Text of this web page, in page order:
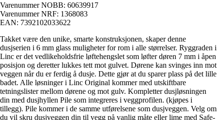
Varenummer NOBB: 60639917
Varenummer NRF: 1368083
EAN: 7392102033622
Takket være den unike, smarte konstruksjonen, skaper denne
dusjserien i 6 mm glass muligheter for rom i alle størrelser. Ryggraden i
Linc er det vedlikeholdsfrie løftehengslet som løfter døren 7 mm i åpen
posisjon og deretter lukkes tett mot gulvet. Dørene kan svinges inn mot
veggen når du er ferdig å dusje. Dette gjør at du sparer plass på det lille
badet. Alle løsninger i Linc Original kommer med utskiftbare
tetningslister mellom dørene og mot gulv. Kompletter dusjløsningen
din med dusjhyllen Pile som integreres i veggprofilen. (kjøpes i
tillegg). Pile kommer i de samme utførelsene som dusjveggen. Velg om
du vil skru dusjveggen din til vegg på vanlig måte eller lime med Safe-